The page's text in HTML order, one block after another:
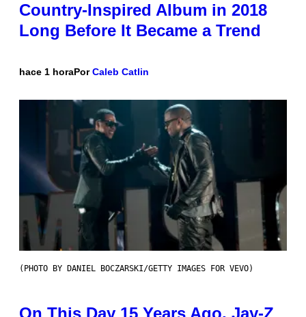
Country-Inspired Album in 2018
Long Before It Became a Trend
hace 1 horaPorCaleb Catlin
(PHOTO BY DANIEL BOCZARSKI/GETTY IMAGES FOR VEVO)